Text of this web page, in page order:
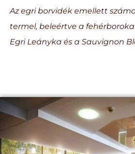
Az egri borvidék emellett
termel, beleértve a
Egri Leányka és a Sauvignon